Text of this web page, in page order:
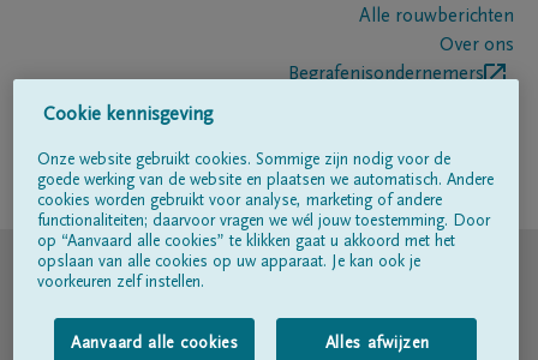
Alle rouwberichten
Over ons
Begrafenisondernemers
Volg ons op
© DELA
Gebruiksvoorwaarden
Cookie kennisgeving
Onze website gebruikt cookies. Sommige zijn nodig voor de
goede werking van de website en plaatsen we automatisch. Andere
cookies worden gebruikt voor analyse, marketing of andere
functionaliteiten; daarvoor vragen we wél jouw toestemming. Door
op “Aanvaard alle cookies” te klikken gaat u akkoord met het
opslaan van alle cookies op uw apparaat. Je kan ook je
voorkeuren zelf instellen.
Aanvaard alle cookies Alles afwijzen